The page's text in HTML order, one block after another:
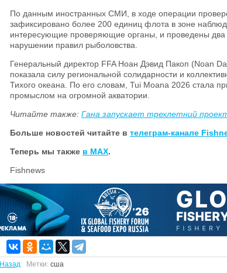
По данным иностранных СМИ, в ходе операции
зафиксировано более 200 единиц флота в зоне
интересующие проверяющие органы, и проведены
нарушении правил рыболовства.
Генеральный директор FFA Ноан Дэвид Пакоп (Noan
показала силу региональной солидарности и
Тихого океана. По его словам, Tui Moana 2026 стала
промыслом на огромной акватории.
Читайте также: Гана запускает трехлетний
Больше новостей читайте в телеграм-канале
Теперь мы также в MAX.
Fishnews
Назад Метки: сша